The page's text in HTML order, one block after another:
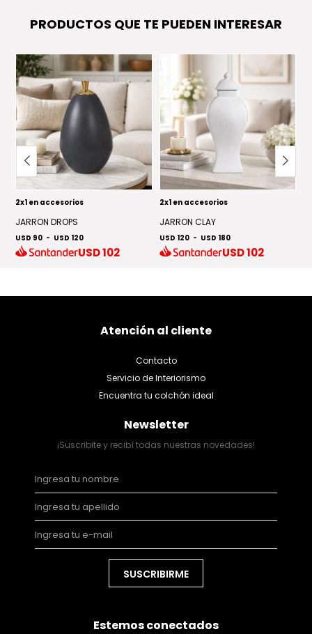
PRODUCTOS QUE TE PUEDEN INTERESAR
2x1 en accesorios
JARRON DROPS
USD 90 - USD 120
USD102
2x1 en accesorios
JARRON CLAY
USD 120 - USD 180
USD102
Atención al cliente
Contacto
Servicio de Interiorismo
Encuentra tu colchón ideal
Newsletter
¡Suscribite y recibí todas nuestras novedades!
SUSCRIBIRME
Estemos conectados